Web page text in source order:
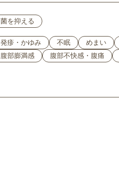
菌を抑える
発疹・かゆみ 不眠 めまい
腹部膨満感
腹部不快感・腹痛